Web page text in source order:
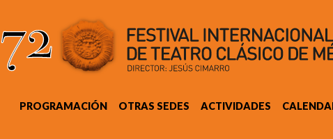
PROGRAMACIÓN OTRAS SEDES ACTIVIDADES